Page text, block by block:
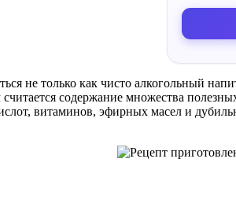
не только как чисто алкогольный
содержание множества
витаминов, эфирных масел и